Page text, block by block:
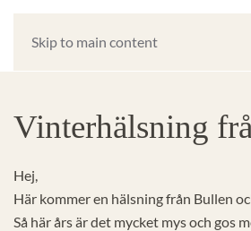
Skip to main content
Vinterhälsning
Hej,
Här kommer en hälsning från Bullen
Så här års är det mycket mys och gos